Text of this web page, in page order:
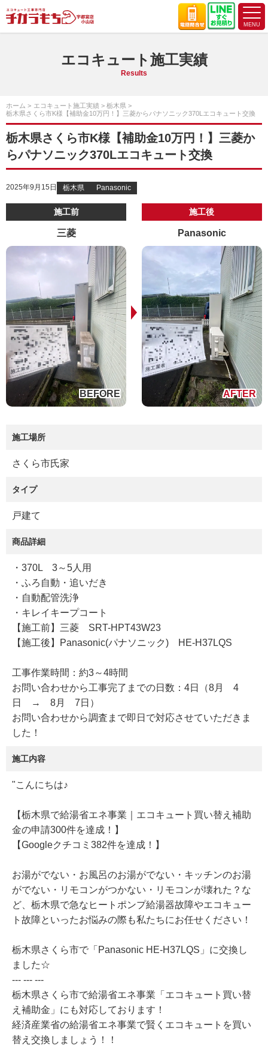
エコキュート施工実績
Results
ホーム エコキュート施工実績
栃木県
栃木県さくら市K様【補助金10万円！】三菱からパナソニック370Lエコキュート交換
栃木県さくら市K様【補助金10万円！】三菱か
らパナソニック370Lエコキュート交換
2025年9月15日 栃木県 Panasonic
施工前
三菱
施工後
Panasonic
施工場所
さくら市氏家
タイプ
戸建て
商品詳細
・370L 3～5人用
・ふろ自動・追いだき
・自動配管洗浄
・キレイキープコート
【施工前】三菱 SRT-HPT43W23
【施工後】Panasonic(パナソニック) HE-H37LQS
工事作業時間：約3～4時間
お問い合わせから工事完了までの日数：4日（8月 4
日 → 8月 7日）
お問い合わせから調査まで即日で対応させていただきま
した！
施工内容
"こんにちは♪
【栃木県で給湯省エネ事業｜エコキュート買い替え補助
金の申請300件を達成！】
【Googleクチコミ382件を達成！】
お湯がでない・お風呂のお湯がでない・キッチンのお湯
がでない・リモコンがつかない・リモコンが壊れた？な
ど、栃木県で急なヒートポンプ給湯器故障やエコキュー
ト故障といったお悩みの際も私たちにお任せください！
栃木県さくら市で「Panasonic HE-H37LQS」に交換し
ました☆
--- --- ---
栃木県さくら市で給湯省エネ事業「エコキュート買い替
え補助金」にも対応しております！
経済産業省の給湯省エネ事業で賢くエコキュートを買い
替え交換しましょう！！